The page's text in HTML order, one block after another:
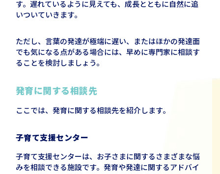
す。遅れているように見えても、成長とともに自然に追
いついていきます。
ただし、言葉の発達が極端に遅い、またはほかの発達面
でも気になる点がある場合には、早めに専門家に相談す
ることを検討しましょう。
発育に関する相談先
ここでは、発育に関する相談先を紹介します。
子育て支援センター
子育て支援センターは、お子さまに関するさまざまな悩
みを相談できる施設です。発育や発達に関するアドバイ